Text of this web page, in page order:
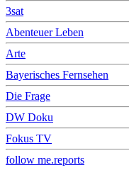
3sat
Abenteuer Leben
Arte
Bayerisches Fernsehen
Die Frage
DW Doku
Fokus TV
follow me.reports